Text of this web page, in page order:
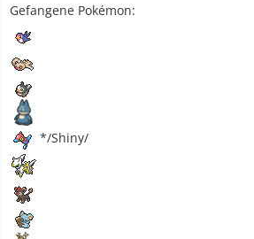
Gefangene Pokémon:
*/Shiny/